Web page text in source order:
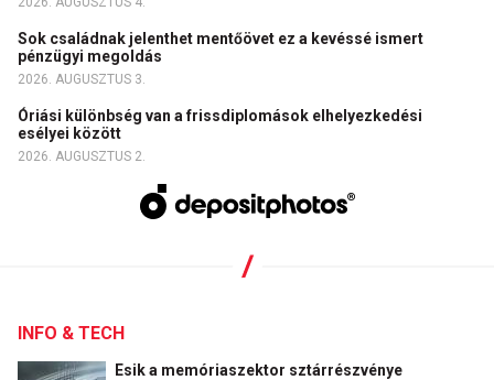
Sok családnak jelenthet mentőövet ez a kevéssé ismert
pénzügyi megoldás
2026. AUGUSZTUS 3.
Óriási különbség van a frissdiplomások elhelyezkedési
esélyei között
2026. AUGUSZTUS 2.
INFO & TECH
Esik a memóriaszektor sztárrészvénye